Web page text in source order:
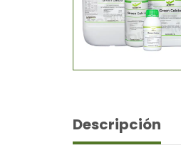
Descripción